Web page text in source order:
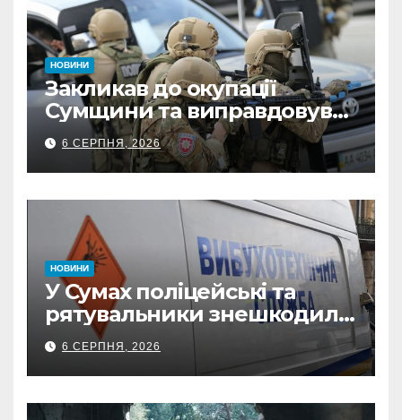
НОВИНИ
Закликав до окупації
Сумщини та виправдовував
обстріли: СБУ викрила
прокремлівського агітатора
з Охтирки
6 СЕРПНЯ, 2026
НОВИНИ
У Сумах поліцейські та
рятувальники знешкодили
500-кілограмову авіабомбу
росіян
6 СЕРПНЯ, 2026